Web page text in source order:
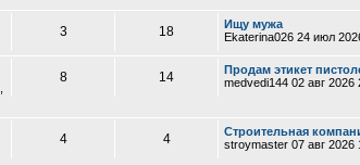
3 18
Ищу мужа
Ekaterina026 24 июл
8 14
Продам этикет
medvedi144 02 авг 2026
4 4
Строительная
stroymaster 07 авг 2026